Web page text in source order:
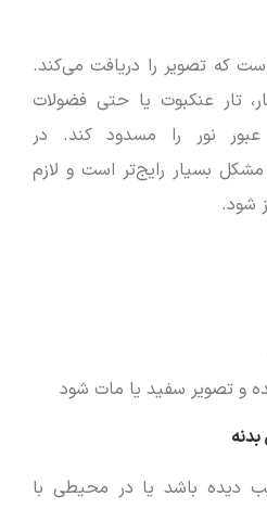
که تصویر را دریافت می‌کند.
تار عنکبوت یا حتی فضولات
نور را مسدود کند. در
بسیار رایج‌تر است و لازم
شود.
و تصویر سفید یا مات شود
دیده باشد یا در محیطی با